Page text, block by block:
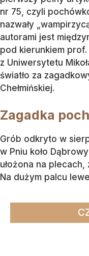
nr 75, czyli
nazwały
autorami jest
pod kierunkiem
z Uniwersytetu
światło za
Chełmińskiej.
Zagadka
Grób odkryto w
w Pniu koło
ułożona na
Na dużym palcu